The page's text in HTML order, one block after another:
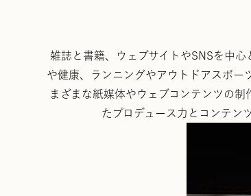
雑誌と書籍、ウェブサイトやSNSを中
や健康、ランニングやアウトドアスポー
まざまな紙媒体やウェブコンテンツの
たプロデュース力とコンテン